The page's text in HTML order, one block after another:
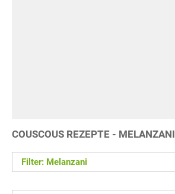
COUSCOUS REZEPTE - MELANZANI
Filter: Melanzani